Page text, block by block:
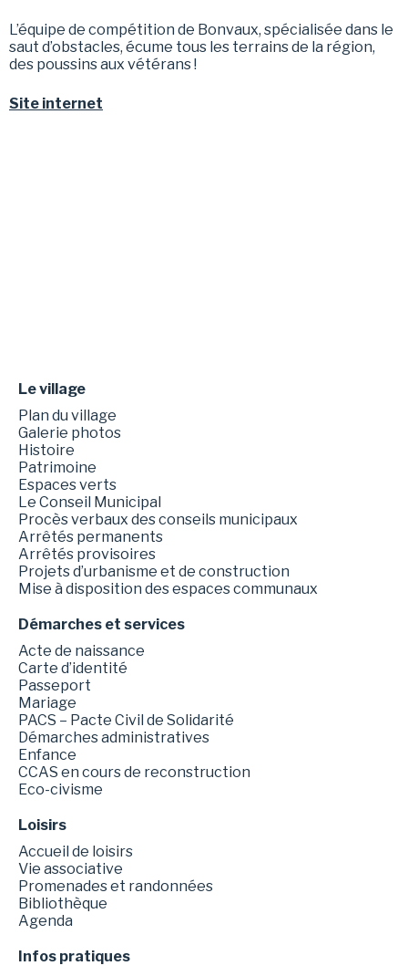
L’équipe de compétition de Bonvaux, spécialisée dans le
saut d’obstacles, écume tous les terrains de la région,
des poussins aux vétérans !
Site internet
Le village
Plan du village
Galerie photos
Histoire
Patrimoine
Espaces verts
Le Conseil Municipal
Procès verbaux des conseils municipaux
Arrêtés permanents
Arrêtés provisoires
Projets d’urbanisme et de construction
Mise à disposition des espaces communaux
Démarches et services
Acte de naissance
Carte d’identité
Passeport
Mariage
PACS – Pacte Civil de Solidarité
Démarches administratives
Enfance
CCAS en cours de reconstruction
Eco-civisme
Loisirs
Accueil de loisirs
Vie associative
Promenades et randonnées
Bibliothèque
Agenda
Infos pratiques